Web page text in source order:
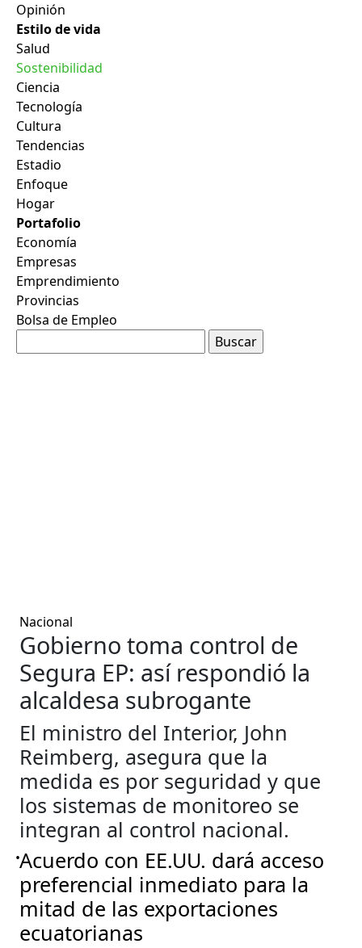
Opinión
Estilo de vida
Salud
Sostenibilidad
Ciencia
Tecnología
Cultura
Tendencias
Estadio
Enfoque
Hogar
Portafolio
Economía
Empresas
Emprendimiento
Provincias
Bolsa de Empleo
Nacional
Gobierno toma control de
Segura EP: así respondió la
alcaldesa subrogante
El ministro del Interior, John
Reimberg, asegura que la
medida es por seguridad y que
los sistemas de monitoreo se
integran al control nacional.
•Acuerdo con EE.UU. dará acceso
preferencial inmediato para la
mitad de las exportaciones
ecuatorianas